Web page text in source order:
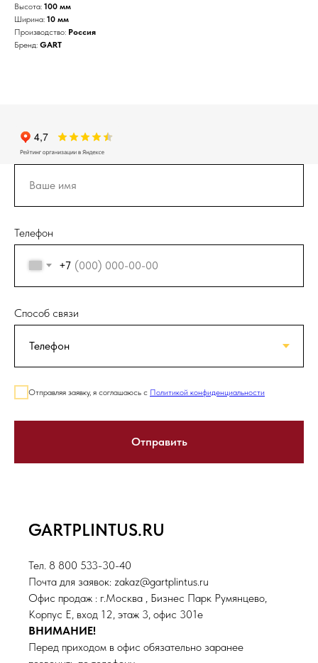
Высота: 100 мм
Ширина: 10 мм
Производство: Россия
Бренд: GART
Телефон
+7
Способ связи
Отправляя заявку, я соглашаюсь с Политикой конфиденциальности
Отправить
GARTPLINTUS.RU
Тел. 8 800 533-30-40
Почта для заявок: zakaz@gartplintus.ru
Офис продаж : г.Москва , Бизнес Парк Румянцево,
Корпус Е, вход 12, этаж 3, офис 301е
ВНИМАНИЕ!
Перед приходом в офис обязательно заранее